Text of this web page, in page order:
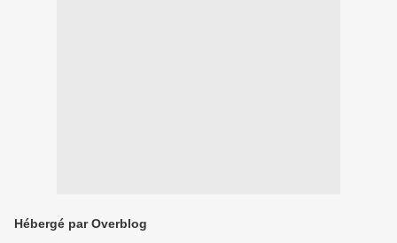
Hébergé par Overblog